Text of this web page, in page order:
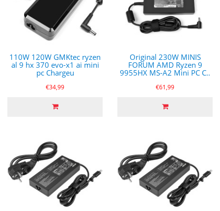
110W 120W GMKtec ryzen
al 9 hx 370 evo-x1 ai mini
pc Chargeu
€34,99
Original 230W MINIS
FORUM AMD Ryzen 9
9955HX MS-A2 Mini PC C..
€61,99